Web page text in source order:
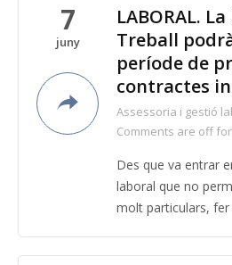
7
juny
LABORAL.
Treball
període de
contractes
Assessoria i gestió
Comments are off
Des que va entrar
laboral que no
molt particulars, fer